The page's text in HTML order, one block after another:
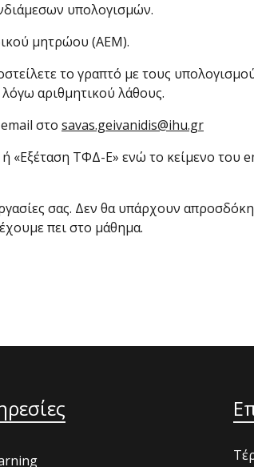
υπολογισμών.
μητρώου (ΑΕΜ).
το γραπτό με τους
αριθμητικού λάθους.
στο savas.geivanidis@ihu.gr
ΤΦΔ-Ε» ενώ το κείμενο του
σας. Δεν θα υπάρχουν
πει στο μάθημα.